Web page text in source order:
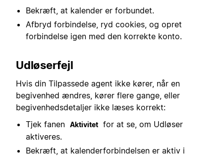
Bekræft, at kalender er forbundet.
Afbryd forbindelse, ryd cookies, og opret
forbindelse igen med den korrekte konto.
Udløserfejl
Hvis din Tilpassede agent ikke kører, når en
begivenhed ændres, kører flere gange, eller
begivenhedsdetaljer ikke læses korrekt:
Tjek fanen Aktivitet for at se, om Udløser
aktiveres.
Bekræft, at kalenderforbindelsen er aktiv i